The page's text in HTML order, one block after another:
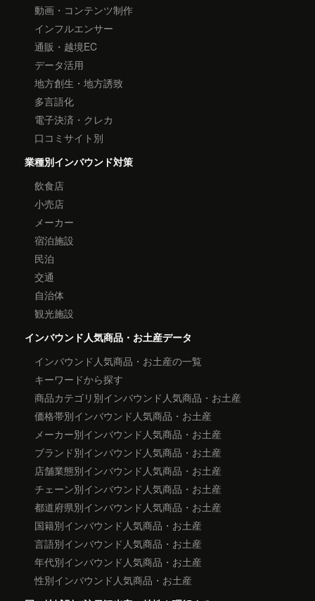
動画・コンテンツ制作
インフルエンサー
通販・越境EC
データ活用
地方創生・地方誘致
多言語化
電子決済・クレカ
口コミサイト別
業種別インバウンド対策
飲食店
小売店
メーカー
宿泊施設
民泊
交通
自治体
観光施設
インバウンド人気商品・お土産データ
インバウンド人気商品・お土産の一覧
キーワードから探す
商品カテゴリ別インバウンド人気商品・お土産
価格帯別インバウンド人気商品・お土産
メーカー別インバウンド人気商品・お土産
ブランド別インバウンド人気商品・お土産
店舗業態別インバウンド人気商品・お土産
チェーン別インバウンド人気商品・お土産
都道府県別インバウンド人気商品・お土産
国籍別インバウンド人気商品・お土産
言語別インバウンド人気商品・お土産
年代別インバウンド人気商品・お土産
性別インバウンド人気商品・お土産